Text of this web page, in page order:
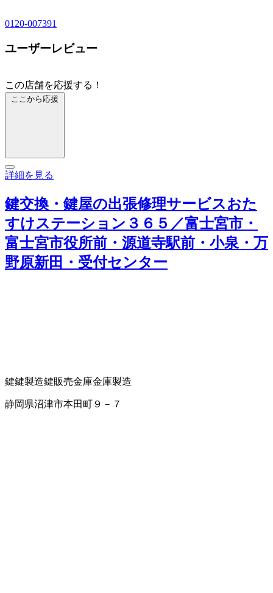
0120-007391
ユーザーレビュー
この店舗を応援する！
ここから応援
詳細を見る
鍵交換・鍵屋の出張修理サービスおた
すけステーション３６５／富士宮市・
富士宮市役所前・源道寺駅前・小泉・万
野原新田・受付センター
鍵鍵製造鍵販売金庫金庫製造
静岡県沼津市本田町９－７